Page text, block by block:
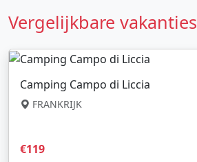
Vergelijkbare vakanties
Camping Campo di Liccia
FRANKRIJK
€119